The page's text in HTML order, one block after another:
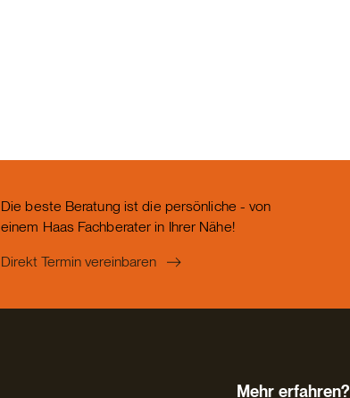
Die beste Beratung ist die persönliche - von
einem Haas Fachberater in Ihrer Nähe!
Direkt Termin vereinbaren
Mehr erfahren?